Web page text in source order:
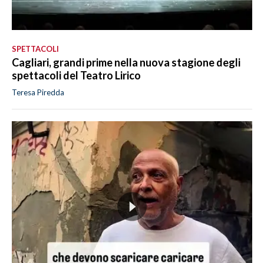
SPETTACOLI
Cagliari, grandi prime nella nuova stagione degli
spettacoli del Teatro Lirico
Teresa Piredda